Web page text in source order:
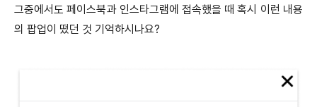
그중에서도 페이스북과 인스타그램에 접속했을 때 혹시 이런 내용
의 팝업이 떴던 것 기억하시나요?